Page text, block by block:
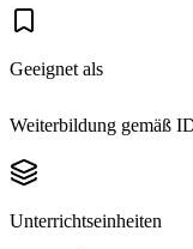
Geeignet als
Weiterbildung gemäß
Unterrichtseinheiten